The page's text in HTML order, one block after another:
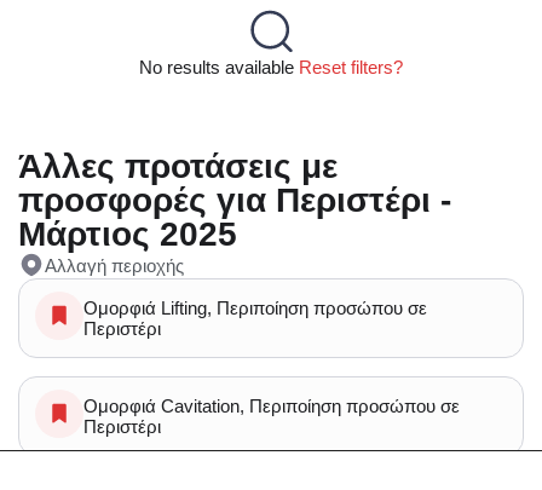
No results available Reset filters?
Άλλες προτάσεις με
προσφορές για Περιστέρι -
Μάρτιος 2025
Αλλαγή περιοχής
Ομορφιά Lifting, Περιποίηση προσώπου σε
Περιστέρι
Ομορφιά Cavitation, Περιποίηση προσώπου σε
Περιστέρι